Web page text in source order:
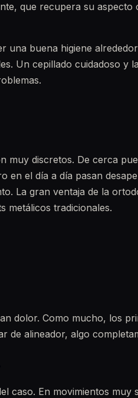
que recupera su aspecto
una buena higiene
Un cepillado cuidadoso y
muy discretos. De cerca
en el día a día pasan
La gran ventaja de la
metálicos tradicionales.
dolor. Como mucho, los
de alineador, algo
caso. En movimientos muy